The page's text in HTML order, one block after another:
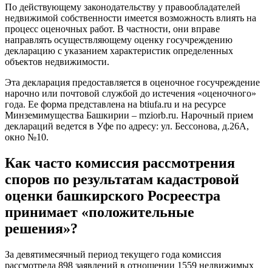
По действующему законодательству у правообладателей
недвижимой собственности имеется возможность влиять на
процесс оценочных работ. В частности, они вправе
направлять осуществляющему оценку госучреждению
декларацию с указанием характеристик определенных
объектов недвижимости.
Эта декларация предоставляется в оценочное госучреждение
нарочно или почтовой службой до истечения «оценочного»
года. Ее форма представлена на btiufa.ru и на ресурсе
Минземимущества Башкирии – mziorb.ru. Нарочный прием
деклараций ведется в Уфе по адресу: ул. Бессонова, д.26А,
окно №10.
Как часто комиссия рассмотрения
споров по результатам кадастровой
оценки башкирского Росреестра
принимает «положительные
решения»?
За девятимесячный период текущего года комиссия
рассмотрела 898 заявлений в отношении 1559 недвижимых